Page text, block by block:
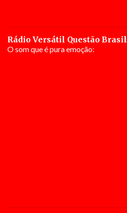
Rádio Versátil Questão Brasil
O som que é pura emoção: